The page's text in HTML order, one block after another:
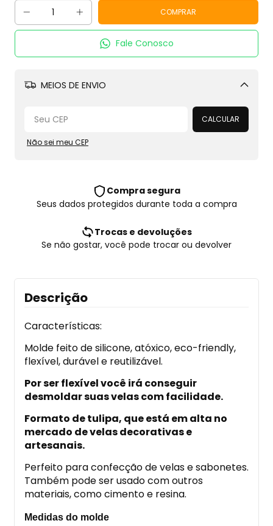
Fale Conosco
MEIOS DE ENVIO
Alterar CEP
CALCULAR
Não sei meu CEP
Compra segura
Seus dados protegidos durante toda a compra
Trocas e devoluções
Se não gostar, você pode trocar ou devolver
Descrição
Características:
Molde feito de silicone, atóxico, eco-friendly,
flexível, durável e reutilizável.
Por ser flexível você irá conseguir
desmoldar suas velas com facilidade.
Formato de tulipa, que está em alta no
mercado de velas decorativas e
artesanais.
Perfeito para confecção de velas e sabonetes.
Também pode ser usado com outros
materiais, como cimento e resina.
Medidas do molde